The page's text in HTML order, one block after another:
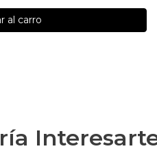
al carro